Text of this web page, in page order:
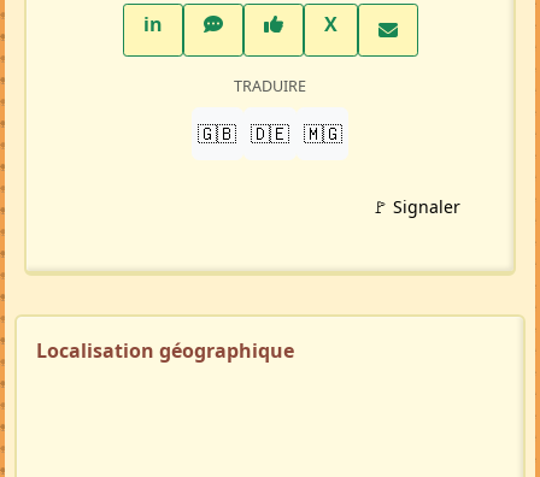
inLinkedInWhatsAppFacebook
XTwitter X
TRADUIRE
🇬🇧 🇩🇪 🇲🇬
🚩 Signaler
Localisation géographique